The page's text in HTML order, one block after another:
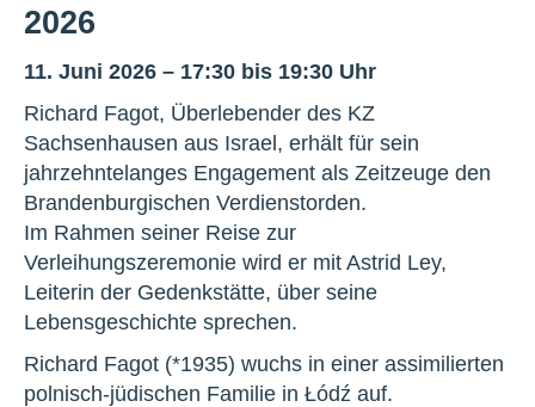
2026
11. Juni 2026 – 17:30 bis 19:30 Uhr
Richard Fagot, Überlebender des KZ
Sachsenhausen aus Israel, erhält für sein
jahrzehntelanges Engagement als Zeitzeuge den
Brandenburgischen Verdienstorden.
Im Rahmen seiner Reise zur
Verleihungszeremonie wird er mit Astrid Ley,
Leiterin der Gedenkstätte, über seine
Lebensgeschichte sprechen.
Richard Fagot (*1935) wuchs in einer assimilierten
polnisch-jüdischen Familie in Łódź auf.